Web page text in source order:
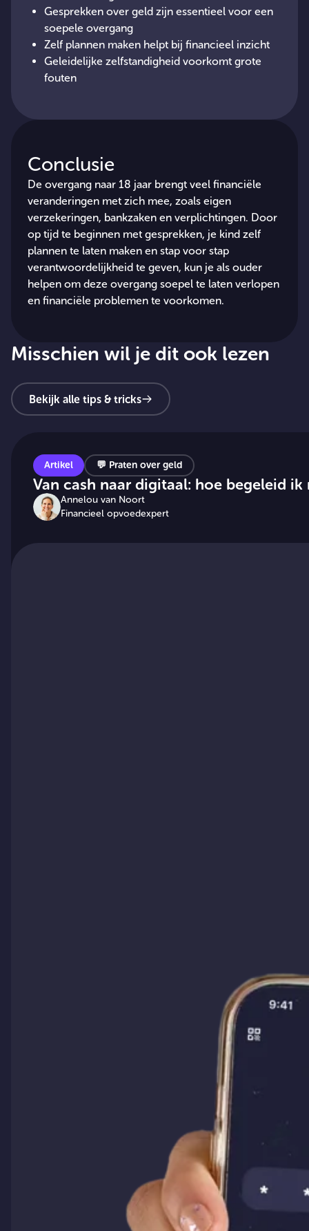
Gesprekken over geld zijn essentieel voor een
soepele overgang
Zelf plannen maken helpt bij financieel inzicht
Geleidelijke zelfstandigheid voorkomt grote
fouten
Conclusie
De overgang naar 18 jaar brengt veel financiële
veranderingen met zich mee, zoals eigen
verzekeringen, bankzaken en verplichtingen. Door
op tijd te beginnen met gesprekken, je kind zelf
plannen te laten maken en stap voor stap
verantwoordelijkheid te geven, kun je als ouder
helpen om deze overgang soepel te laten verlopen
en financiële problemen te voorkomen.
Misschien wil je dit ook lezen
Bekijk alle tips & tricks
Artikel 💬 Praten over geld
Van cash naar digitaal: hoe begeleid
Annelou van Noort
Financieel opvoedexpert